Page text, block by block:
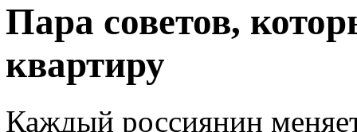
Пара советов,
квартиру
Каждый россиянин